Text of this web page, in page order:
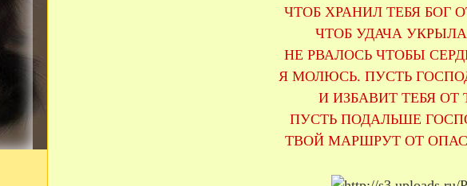
ЧТОБ ХРАНИЛ ТЕБЯ БОГ
ЧТОБ УДАЧА
НЕ РВАЛОСЬ ЧТОБЫ
Я МОЛЮСЬ. ПУСТЬ
И ИЗБАВИТ ТЕБЯ ОТ
ПУСТЬ ПОДАЛЬШЕ
ТВОЙ МАРШРУТ ОТ